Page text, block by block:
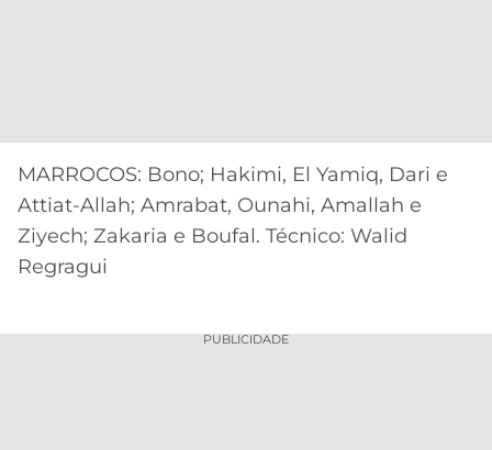
MARROCOS: Bono; Hakimi, El Yamiq, Dari e
Attiat-Allah; Amrabat, Ounahi, Amallah e
Ziyech; Zakaria e Boufal. Técnico: Walid
Regragui
PUBLICIDADE